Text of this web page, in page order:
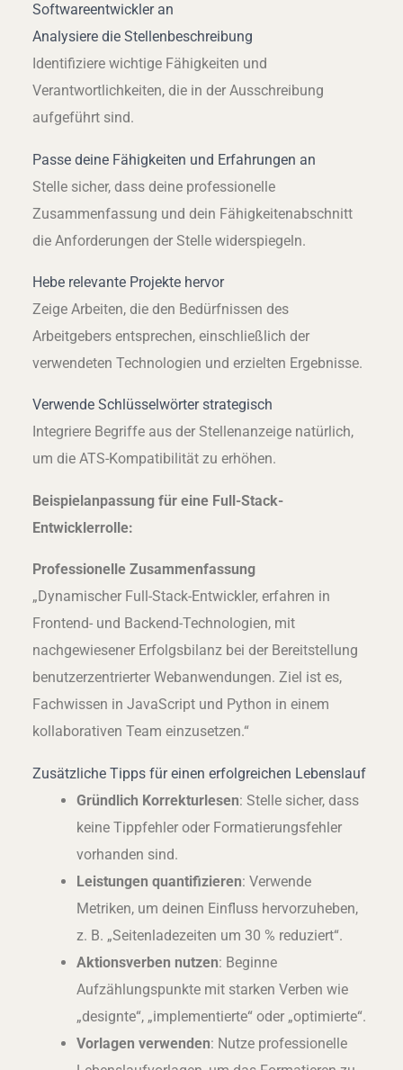
Softwareentwickler an
Analysiere die Stellenbeschreibung
Identifiziere wichtige Fähigkeiten und
Verantwortlichkeiten, die in der Ausschreibung
aufgeführt sind.
Passe deine Fähigkeiten und Erfahrungen an
Stelle sicher, dass deine professionelle
Zusammenfassung und dein Fähigkeitenabschnitt
die Anforderungen der Stelle widerspiegeln.
Hebe relevante Projekte hervor
Zeige Arbeiten, die den Bedürfnissen des
Arbeitgebers entsprechen, einschließlich der
verwendeten Technologien und erzielten Ergebnisse.
Verwende Schlüsselwörter strategisch
Integriere Begriffe aus der Stellenanzeige natürlich,
um die ATS-Kompatibilität zu erhöhen.
Beispielanpassung für eine Full-Stack-
Entwicklerrolle:
Professionelle Zusammenfassung
„Dynamischer Full-Stack-Entwickler, erfahren in
Frontend- und Backend-Technologien, mit
nachgewiesener Erfolgsbilanz bei der Bereitstellung
benutzerzentrierter Webanwendungen. Ziel ist es,
Fachwissen in JavaScript und Python in einem
kollaborativen Team einzusetzen.“
Zusätzliche Tipps für einen erfolgreichen Lebenslauf
Gründlich Korrekturlesen: Stelle sicher, dass
keine Tippfehler oder Formatierungsfehler
vorhanden sind.
Leistungen quantifizieren: Verwende
Metriken, um deinen Einfluss hervorzuheben,
z. B. „Seitenladezeiten um 30 % reduziert“.
Aktionsverben nutzen: Beginne
Aufzählungspunkte mit starken Verben wie
„designte“, „implementierte“ oder „optimierte“.
Vorlagen verwenden: Nutze professionelle